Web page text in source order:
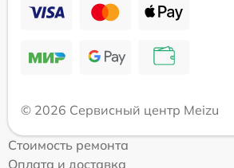
© 2026 Сервисный центр Meizu
Стоимость ремонта
Оплата и доставка